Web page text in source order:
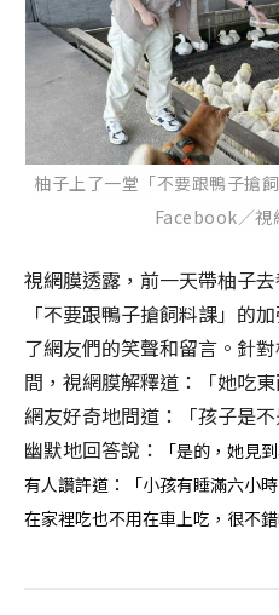
柚子上了一堂「不要跟鴨子搶
Facebook／視
視網膜透露，前一天帶柚子
「不要跟鴨子搶飼料課」的
了網友們的笑聲和留言。針
間，視網膜解釋道：「她吃
網友好奇地問道：「孩子是
幽默地回答說：
「是的，她見
有人讚許道：「小孩有睡滿六小
在家裡吃也不用在車上吃，很不錯